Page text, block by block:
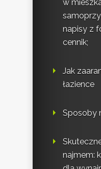
w
napisy z
cennik;
Jak
łazience
Sposoby
najmem: